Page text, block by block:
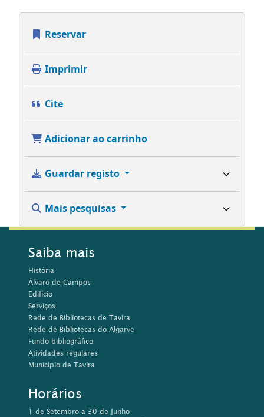
Reservar
Imprimir
Cite
Adicionar ao carrinho
Guardar registo
Mais pesquisas
Saiba mais
História
Álvaro de Campos
Edifício
Serviços
Rede de Bibliotecas de Tavira
Rede de Bibliotecas do Algarve
Fundo bibliográfico
Atividades regulares
Município de Tavira
Horários
1 de Setembro a 30 de Junho